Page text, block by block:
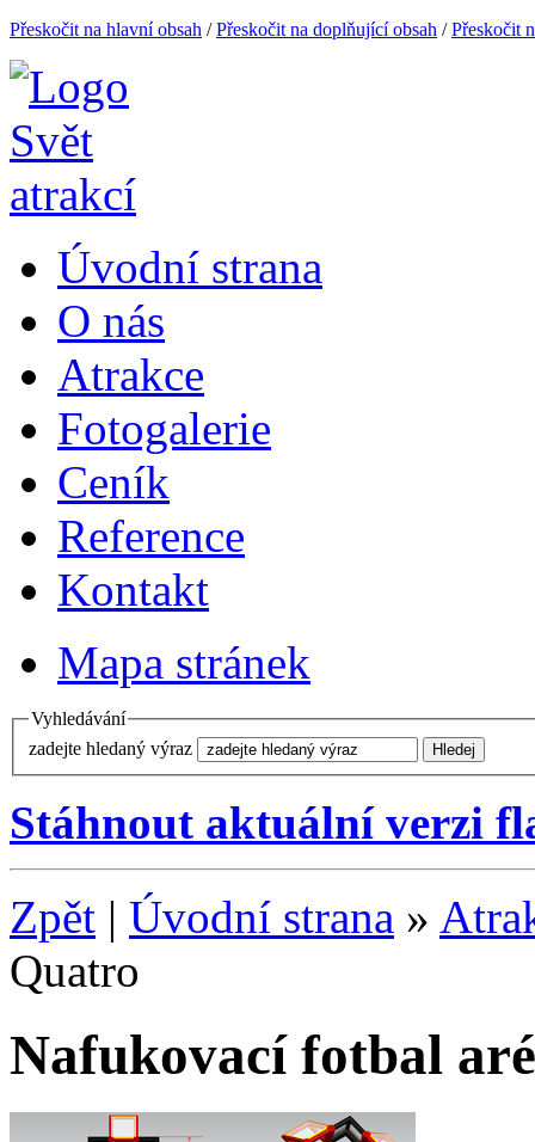
Přeskočit na hlavní obsah /Přeskočit na doplňující obsah /Přeskočit
Úvodní strana
O nás
Atrakce
Fotogalerie
Ceník
Reference
Kontakt
Mapa stránek
Vyhledávání
zadejte hledaný výraz
Stáhnout aktuální verzi
Zpět | Úvodní strana »
Quatro
Nafukovací fotbal